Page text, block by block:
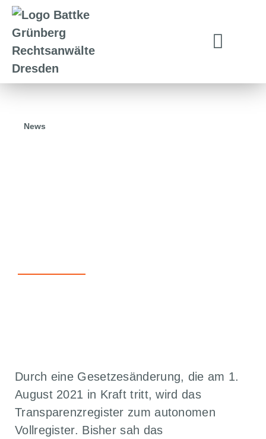
News
Durch eine Gesetzesänderung, die am 1.
August 2021 in Kraft tritt, wird das
Transparenzregister zum autonomen
Vollregister. Bisher sah das